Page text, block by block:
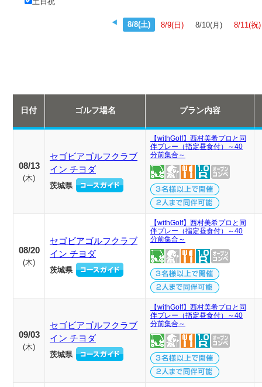
8/8(土) 8/9(日) 8/10(月) 8/11(祝)
日付 ゴルフ場名 プラン内容
08/13
(木)
セゴビアゴルフクラブ
イン チヨダ
茨城県
【withGolf】西村美希プロと同
伴プレー（指定昼食付）～40
分前集合～
08/20
(木)
セゴビアゴルフクラブ
イン チヨダ
茨城県
【withGolf】西村美希プロと同
伴プレー（指定昼食付）～40
分前集合～
09/03
(木)
セゴビアゴルフクラブ
イン チヨダ
茨城県
【withGolf】西村美希プロと同
伴プレー（指定昼食付）～40
分前集合～